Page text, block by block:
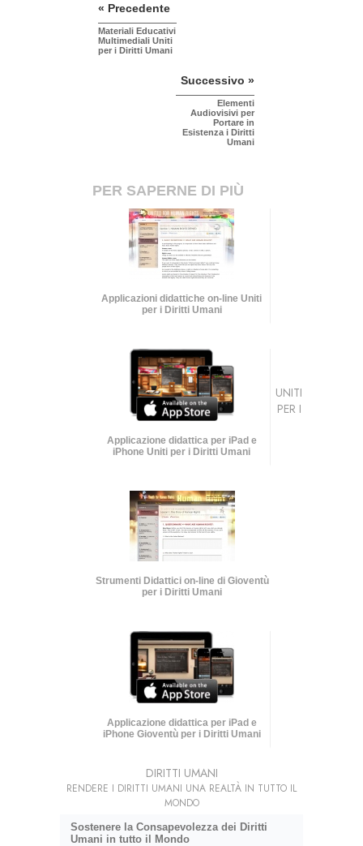
« Precedente
Materiali Educativi
Multimediali Uniti
per i Diritti Umani
Successivo »
Elementi
Audiovisivi per
Portare in
Esistenza i Diritti
Umani
PER SAPERNE DI PIÙ
Applicazioni didattiche on-line Uniti
per i Diritti Umani
Applicazione didattica per iPad e
iPhone Uniti per i Diritti Umani
Strumenti Didattici on-line di Gioventù
per i Diritti Umani
Applicazione didattica per iPad e
iPhone Gioventù per i Diritti Umani
UNITI
PER I
DIRITTI UMANI
RENDERE I DIRITTI UMANI UNA REALTÀ IN TUTTO IL
MONDO
Sostenere la Consapevolezza dei Diritti
Umani in tutto il Mondo